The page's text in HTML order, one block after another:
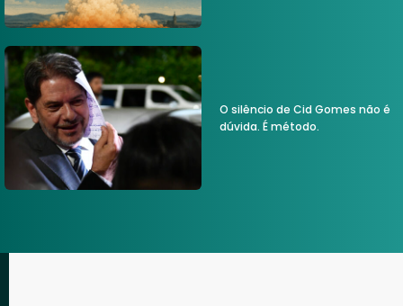
O silêncio de Cid Gomes não é
dúvida. É método.